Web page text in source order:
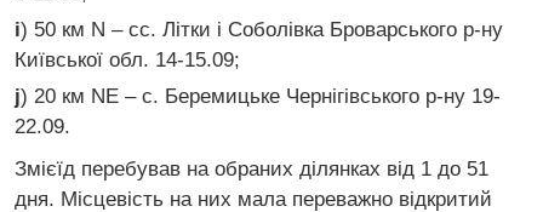
i) 50 км N – сс. Літки і Соболівка Броварського р-ну
Київської обл. 14-15.09;
j) 20 км NE – с. Беремицьке Чернігівського р-ну 19-
22.09.
Змієїд перебував на обраних ділянках від 1 до 51
дня. Місцевість на них мала переважно відкритий